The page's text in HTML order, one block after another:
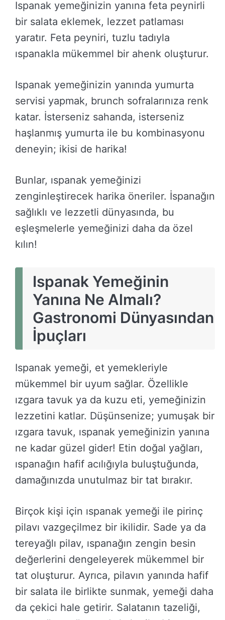
Ispanak yemeğinizin yanına feta peynirli
bir salata eklemek, lezzet patlaması
yaratır. Feta peyniri, tuzlu tadıyla
ıspanakla mükemmel bir ahenk oluşturur.
Ispanak yemeğinizin yanında yumurta
servisi yapmak, brunch sofralarınıza renk
katar. İsterseniz sahanda, isterseniz
haşlanmış yumurta ile bu kombinasyonu
deneyin; ikisi de harika!
Bunlar, ıspanak yemeğinizi
zenginleştirecek harika öneriler. İspanağın
sağlıklı ve lezzetli dünyasında, bu
eşleşmelerle yemeğinizi daha da özel
kılın!
Ispanak Yemeğinin
Yanına Ne Almalı?
Gastronomi Dünyasından
İpuçları
Ispanak yemeği, et yemekleriyle
mükemmel bir uyum sağlar. Özellikle
ızgara tavuk ya da kuzu eti, yemeğinizin
lezzetini katlar. Düşünsenize; yumuşak bir
ızgara tavuk, ıspanak yemeğinizin yanına
ne kadar güzel gider! Etin doğal yağları,
ıspanağın hafif acılığıyla buluştuğunda,
damağınızda unutulmaz bir tat bırakır.
Birçok kişi için ıspanak yemeği ile pirinç
pilavı vazgeçilmez bir ikilidir. Sade ya da
tereyağlı pilav, ıspanağın zengin besin
değerlerini dengeleyerek mükemmel bir
tat oluşturur. Ayrıca, pilavın yanında hafif
bir salata ile birlikte sunmak, yemeği daha
da çekici hale getirir. Salatanın tazeliği,